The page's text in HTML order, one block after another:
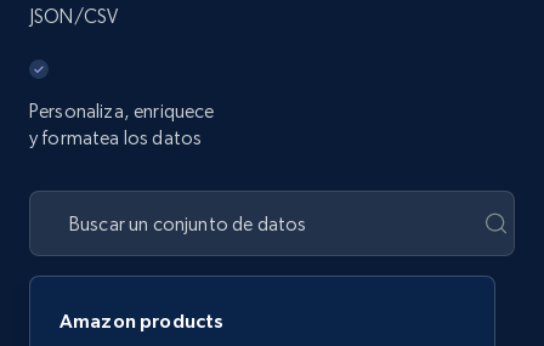
JSON/CSV
Personaliza, enriquece
y formatea los datos
Amazon products